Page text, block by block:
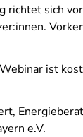
richtet sich
ist
e.V.